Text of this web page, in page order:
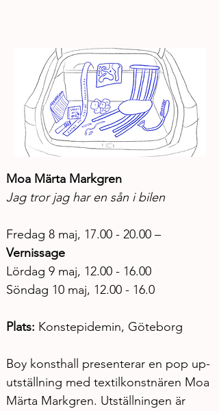
Moa Märta Markgren
Jag tror jag har en sån i bilen
Fredag 8 maj, 17.00 - 20.00 –
Vernissage
Lördag 9 maj, 12.00 - 16.00
Söndag 10 maj, 12.00 - 16.0
Plats: Konstepidemin, Göteborg
Boy konsthall presenterar en pop up-
utställning med textilkonstnären Moa
Märta Markgren. Utställningen är